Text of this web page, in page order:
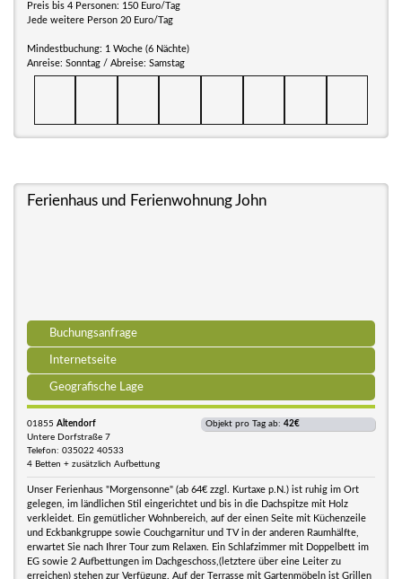
Preis bis 4 Personen: 150 Euro/Tag
Jede weitere Person 20 Euro/Tag
Mindestbuchung: 1 Woche (6 Nächte)
Anreise: Sonntag / Abreise: Samstag
Ferienhaus und Ferienwohnung John
Buchungsanfrage
Internetseite
Geografische Lage
01855 Altendorf
Untere Dorfstraße 7
Telefon: 035022 40533
4 Betten + zusätzlich Aufbettung
Objekt pro Tag ab: 42€
Unser Ferienhaus "Morgensonne" (ab 64€ zzgl. Kurtaxe p.N.) ist ruhig im Ort
gelegen, im ländlichen Stil eingerichtet und bis in die Dachspitze mit Holz
verkleidet. Ein gemütlicher Wohnbereich, auf der einen Seite mit Küchenzeile
und Eckbankgruppe sowie Couchgarnitur und TV in der anderen Raumhälfte,
erwartet Sie nach Ihrer Tour zum Relaxen. Ein Schlafzimmer mit Doppelbett im
EG sowie 2 Aufbettungen im Dachgeschoss,(letztere über eine Leiter zu
erreichen) stehen zur Verfügung. Auf der Terrasse mit Gartenmöbeln ist Grillen